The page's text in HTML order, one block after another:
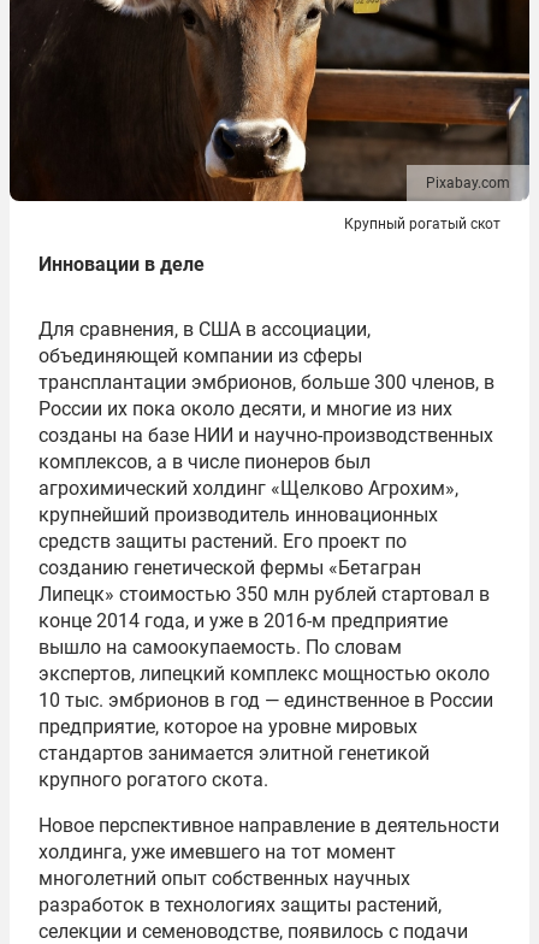
Pixabay.com
Крупный рогатый скот
Инновации в деле
Для сравнения, в США в ассоциации,
объединяющей компании из сферы
трансплантации эмбрионов, больше 300 членов, в
России их пока около десяти, и многие из них
созданы на базе НИИ и научно-производственных
комплексов, а в числе пионеров был
агрохимический холдинг «Щелково Агрохим»,
крупнейший производитель инновационных
средств защиты растений. Его проект по
созданию генетической фермы «Бетагран
Липецк» стоимостью 350 млн рублей стартовал в
конце 2014 года, и уже в 2016-м предприятие
вышло на самоокупаемость. По словам
экспертов, липецкий комплекс мощностью около
10 тыс. эмбрионов в год — единственное в России
предприятие, которое на уровне мировых
стандартов занимается элитной генетикой
крупного рогатого скота.
Новое перспективное направление в деятельности
холдинга, уже имевшего на тот момент
многолетний опыт собственных научных
разработок в технологиях защиты растений,
селекции и семеноводстве, появилось с подачи